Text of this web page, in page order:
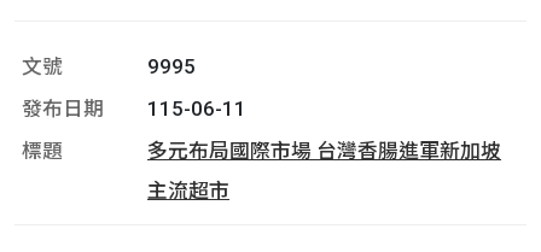
9995
115-06-11
多元布局國際市場 台灣香腸進軍新加坡
主流超市